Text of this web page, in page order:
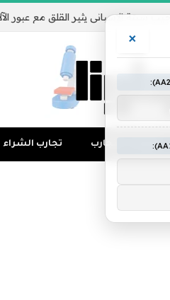
منوعات التجارب تجارب الشراء
×